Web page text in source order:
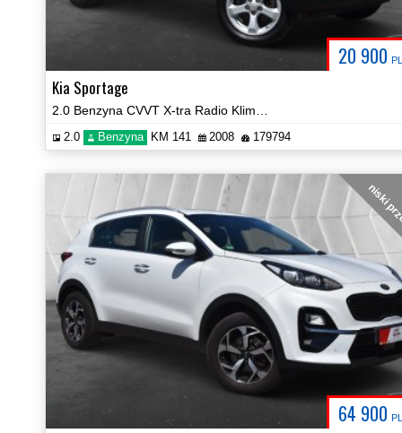
20 900
Kia Sportage
2.0 Benzyna KM 141 2008 179794
64 900
niski